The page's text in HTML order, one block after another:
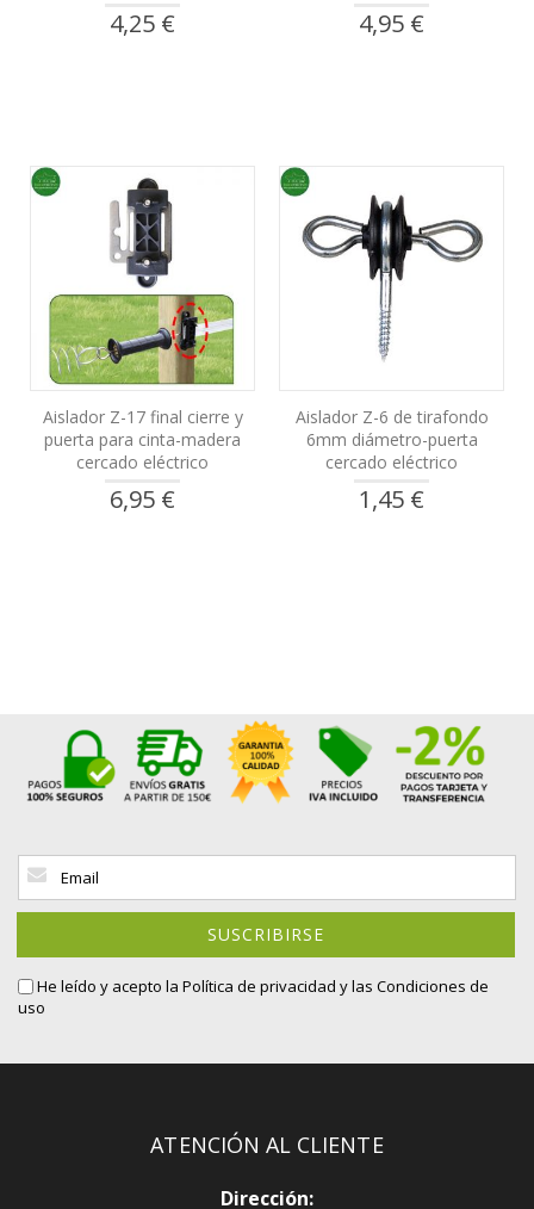
4,25 € 4,95 €
Aislador Z-17 final cierre y
puerta para cinta-madera
cercado eléctrico
6,95 €
Aislador Z-6 de tirafondo
6mm diámetro-puerta
cercado eléctrico
1,45 €
Inscríbase
nuestro
SUSCRIBIRSE
He leído y acepto la Política de privacidad y las Condiciones de
uso
ATENCIÓN AL CLIENTE
Dirección: